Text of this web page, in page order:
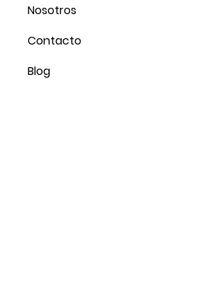
Nosotros
Contacto
Blog